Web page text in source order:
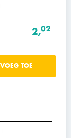
2,02
VOEG TOE